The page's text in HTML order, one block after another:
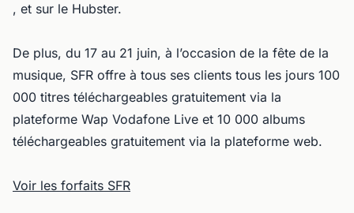
, et sur le Hubster.
De plus, du 17 au 21 juin, à l’occasion de la fête de la
musique, SFR offre à tous ses clients tous les jours 100
000 titres téléchargeables gratuitement via la
plateforme Wap Vodafone Live et 10 000 albums
téléchargeables gratuitement via la plateforme web.
Voir les forfaits SFR